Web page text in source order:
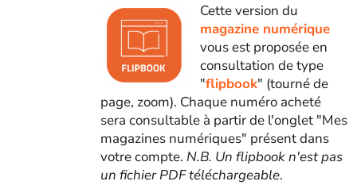
Cette version du
magazine numérique
vous est proposée en
consultation de type
"flipbook" (tourné de
page, zoom). Chaque numéro acheté
sera consultable à partir de l'onglet "Mes
magazines numériques" présent dans
votre compte. N.B. Un flipbook n'est pas
un fichier PDF téléchargeable.